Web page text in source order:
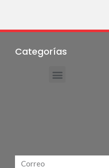
Categorías